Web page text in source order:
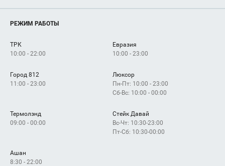
Магазины
Услуги
Рекламодателям
Как добраться
РЕЖИМ РАБОТЫ
ТРК
10:00 - 22:00
Евразия
10:00 - 23:00
Город 812
11:00 - 23:00
Люксор
Пн-Пт: 10:00 - 23:00
Сб-Вс: 10:00 - 00:00
Термолэнд
09:00 - 00:00
Стейк Давай
Вс-Чт: 10:30-23:00
Пт-Сб: 10:30-00:00
Ашан
8:30 - 22:00